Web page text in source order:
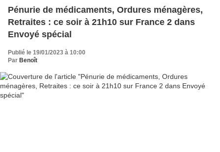
Pénurie de médicaments, Ordures ménagères,
Retraites : ce soir à 21h10 sur France 2 dans
Envoyé spécial
Publié le 19/01/2023 à 10:00
Par Benoît